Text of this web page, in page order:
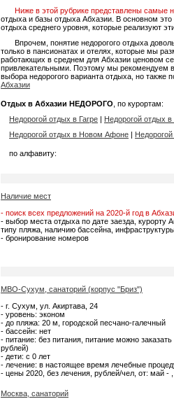
Ниже в этой рубрике представлены самые
отдыха и базы отдыха Абхазии. В основном
отдыха среднего уровня, которые реализуют
Впрочем, понятие недорогого отдыха
только в пансионатах и отелях, которые мы
работающих в среднем для Абхазии ценовом
привлекательными. Поэтому мы рекомендуем
выбора недорогого варианта отдыха, но также
Абхазии
Отдых в Абхазии НЕДОРОГО , по курортам:
Недорогой отдых в Гагре | Недорогой отдых
Недорогой отдых в Новом Афоне |
по алфавиту:
Наличие мест
- поиск всех предложений на 2020-й год в
- выбор места отдыха по дате заезда, курорту
типу пляжа, наличию бассейна,
- бронирование номеров
МВО-Сухум, санаторий (корпус "Бриз")
- г. Сухум, ул. Акиртава, 24
- уровень: эконом
- до пляжа: 20 м, городской песчано-галечный
- бассейн: нет
- питание: без питания, питание можно
рублей)
- дети: с 0 лет
- лечение: в настоящее время лечебные
- цены 2020, без лечения, рублей/чел, от: май -
Москва, санаторий